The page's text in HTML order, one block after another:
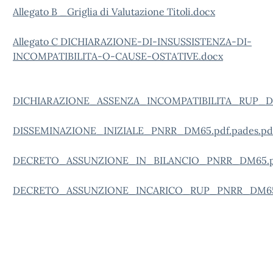
Allegato B _Griglia di Valutazione Titoli.docx
Allegato C DICHIARAZIONE-DI-INSUSSISTENZA-DI-
INCOMPATIBILITA-O-CAUSE-OSTATIVE.docx